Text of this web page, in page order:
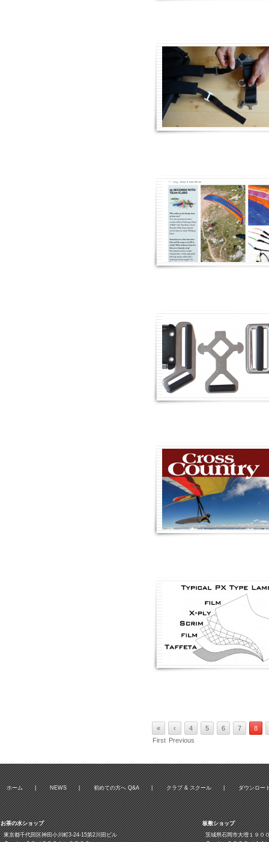
«
First
‹
Previous
4 5 6 7 8
ホーム | NEWS | 初めての方へ Q&A | クラブ & スクール | ダウンロー
お茶の水ショップ
東京都千代田区神田小川町3‐24‐15第2川田ビル
板敷ショップ
茨城県石岡市大増１９０